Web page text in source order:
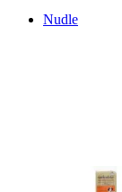
Nudle